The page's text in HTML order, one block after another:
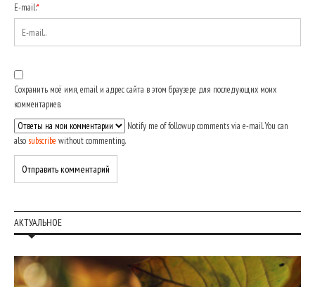
E-mail:*
Сохранить моё имя, email и адрес сайта в этом браузере для последующих моих
комментариев.
Notify me of followup comments via e-mail. You can
also subscribe without commenting.
АКТУАЛЬНОЕ